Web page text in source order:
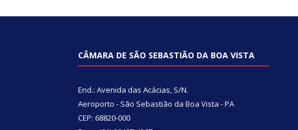
CÂMARA DE SÃO SEBASTIÃO DA BOA VISTA
End.: Avenida das Acácias, S/N.
Aeroporto - São Sebastião da Boa Vista - PA
CEP: 68820-000